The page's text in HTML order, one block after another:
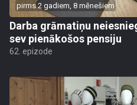
pirms 2 gadiem, 8 mēnešiem
Darba grāmatiņu
sev pienākošos pensiju
62. epizode